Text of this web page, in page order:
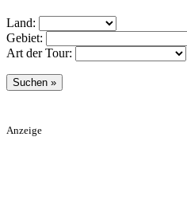
Land:
Gebiet:
Art der Tour:
Anzeige